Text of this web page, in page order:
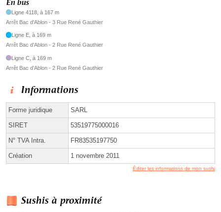
En bus
Ligne 4118, à 167 m
Arrêt Bac d'Ablon - 3 Rue René Gauthier
Ligne E, à 169 m
Arrêt Bac d'Ablon - 2 Rue René Gauthier
Ligne C, à 169 m
Arrêt Bac d'Ablon - 2 Rue René Gauthier
Informations
Forme juridique SARL
SIRET 53519775000016
N° TVA Intra. FR83535197750
Création 1 novembre 2011
Éditer les informations de mon sushi
Sushis à proximité